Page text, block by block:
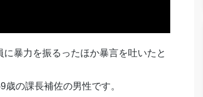
暴力を振るったほか暴言を吐いたと
の課長補佐の男性です。